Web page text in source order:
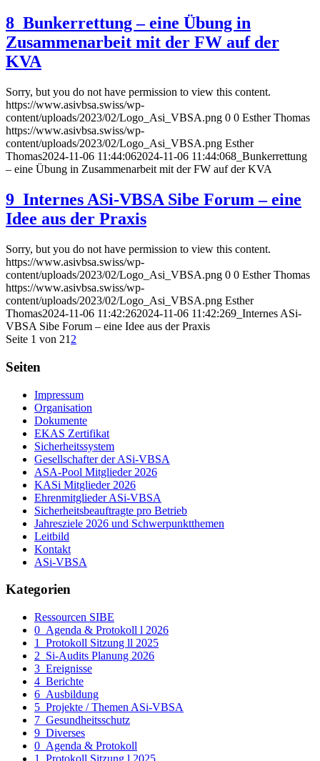
8_Bunkerrettung – eine Übung in
Zusammenarbeit mit der FW auf der
KVA
Sorry, but you do not have permission to view this content.
https://www.asivbsa.swiss/wp-
content/uploads/2023/02/Logo_Asi_VBSA.png 0 0 Esther Thomas
https://www.asivbsa.swiss/wp-
content/uploads/2023/02/Logo_Asi_VBSA.png Esther
Thomas2024-11-06 11:44:062024-11-06 11:44:068_Bunkerrettung
– eine Übung in Zusammenarbeit mit der FW auf der KVA
9_Internes ASi-VBSA Sibe Forum – eine
Idee aus der Praxis
Sorry, but you do not have permission to view this content.
https://www.asivbsa.swiss/wp-
content/uploads/2023/02/Logo_Asi_VBSA.png 0 0 Esther Thomas
https://www.asivbsa.swiss/wp-
content/uploads/2023/02/Logo_Asi_VBSA.png Esther
Thomas2024-11-06 11:42:262024-11-06 11:42:269_Internes ASi-
VBSA Sibe Forum – eine Idee aus der Praxis
Seite 1 von 21 2
Seiten
Impressum
Organisation
Dokumente
EKAS Zertifikat
Sicherheitssystem
Gesellschafter der ASi-VBSA
ASA-Pool Mitglieder 2026
KASi Mitglieder 2026
Ehrenmitglieder ASi-VBSA
Sicherheitsbeauftragte pro Betrieb
Jahresziele 2026 und Schwerpunktthemen
Leitbild
Kontakt
ASi-VBSA
Kategorien
Ressourcen SIBE
0_Agenda & Protokoll l 2026
1_Protokoll Sitzung ll 2025
2_Si-Audits Planung 2026
3_Ereignisse
4_Berichte
6_Ausbildung
5_Projekte / Themen ASi-VBSA
7_Gesundheitsschutz
9_Diverses
0_Agenda & Protokoll
1_Protokoll Sitzung l 2025